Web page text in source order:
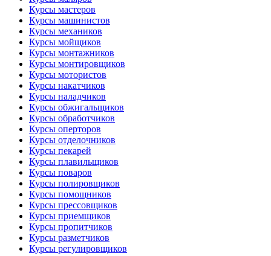
Курсы мастеров
Курсы машинистов
Курсы механиков
Курсы мойщиков
Курсы монтажников
Курсы монтировщиков
Курсы мотористов
Курсы накатчиков
Курсы наладчиков
Курсы обжигальщиков
Курсы обработчиков
Курсы оперторов
Курсы отделочников
Курсы пекарей
Курсы плавильщиков
Курсы поваров
Курсы полировщиков
Курсы помощников
Курсы прессовщиков
Курсы приемщиков
Курсы пропитчиков
Курсы разметчиков
Курсы регулировщиков